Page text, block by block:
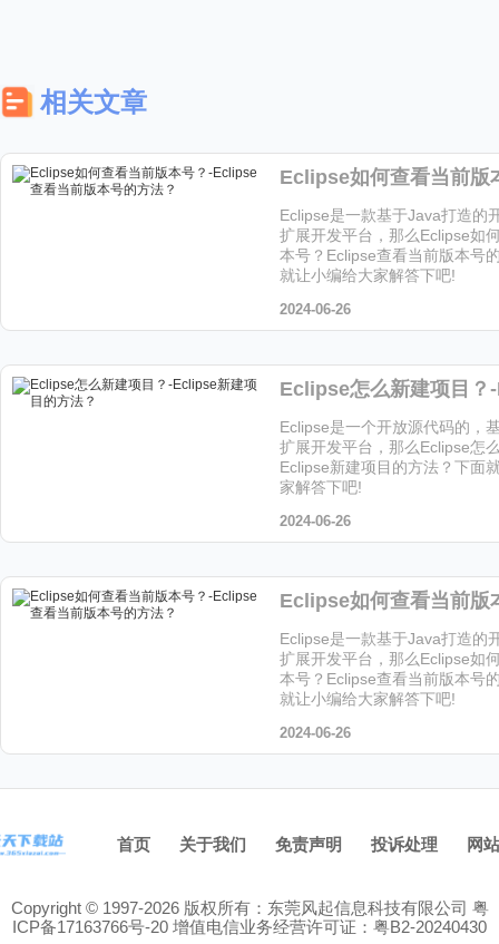
相关文章
Eclipse是一款基于Java打造的
扩展开发平台，那么Eclipse如
本号？Eclipse查看当前版本号
就让小编给大家解答下吧!
2024-06-26
Eclipse是一个开放源代码的，
扩展开发平台，那么Eclipse怎
Eclipse新建项目的方法？下面
家解答下吧!
2024-06-26
Eclipse是一款基于Java打造的
扩展开发平台，那么Eclipse如
本号？Eclipse查看当前版本号
就让小编给大家解答下吧!
2024-06-26
首页 关于我们 免责声明 投诉处理 网
Copyright © 1997-2026 版权所有：东莞风起信息科技有限公司 粤
ICP备17163766号-20 增值电信业务经营许可证：粤B2-20240430